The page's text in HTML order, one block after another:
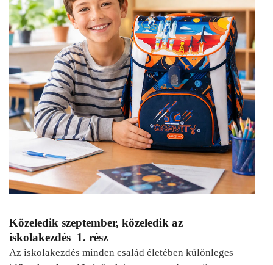
Közeledik szeptember, közeledik az
iskolakezdés 1. rész
Az iskolakezdés minden család életében különleges